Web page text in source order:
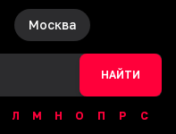
Москва
НАЙТИ
Л М Н О П Р
С